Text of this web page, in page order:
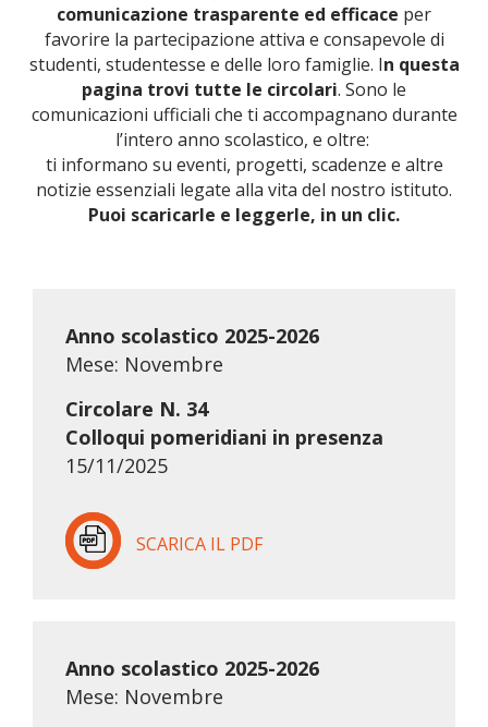
NOVITÀ
ISCRIVITI
ESAMI DI IDONEITÀ
comunicazione trasparente ed efficace per
favorire la partecipazione attiva e consapevole di
studenti, studentesse e delle loro famiglie. In questa
pagina trovi tutte le circolari. Sono le
comunicazioni ufficiali che ti accompagnano durante
l’intero anno scolastico, e oltre:
ti informano su eventi, progetti, scadenze e altre
notizie essenziali legate alla vita del nostro istituto.
Puoi scaricarle e leggerle, in un clic.
Anno scolastico 2025-2026
Mese: Novembre
Circolare N. 34
Colloqui pomeridiani in presenza
15/11/2025
SCARICA IL PDF
Anno scolastico 2025-2026
Mese: Novembre